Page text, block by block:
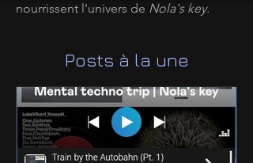
nourrissent l'univers de Nola's key.
Posts à la une